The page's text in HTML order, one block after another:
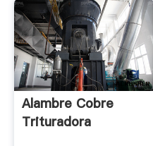
Alambre Cobre
Trituradora